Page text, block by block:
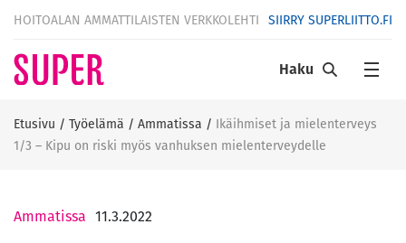
HOITOALAN AMMATTILAISTEN VERKKOLEHTI SIIRRY SUPERLIITTO.FI
Haku
Etusivu / Työelämä / Ammatissa / Ikäihmiset ja mielenterveys
1/3 – Kipu on riski myös vanhuksen mielenterveydelle
Ammatissa 11.3.2022